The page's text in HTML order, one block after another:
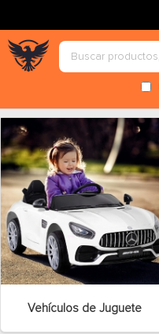
Vehículos de Juguete